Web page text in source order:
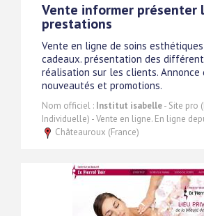
Vente informer présenter
prestations
Vente en ligne de soins
cadeaux. présentation des
réalisation sur les clients. Annonce
nouveautés et promotions.
Nom officiel : Institut isabelle- Site pro
Individuelle) - Vente en ligne. En ligne
Châteauroux (France)